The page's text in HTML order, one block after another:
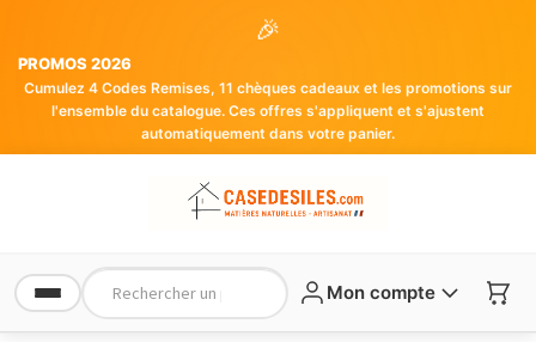
🎉
PROMOS 2026
Cumulez 4 Codes Remises, 11 chèques cadeaux et les promotions sur
l'ensemble du catalogue. Ces offres s'appliquent et s'ajustent
automatiquement dans votre panier.
Mon compte